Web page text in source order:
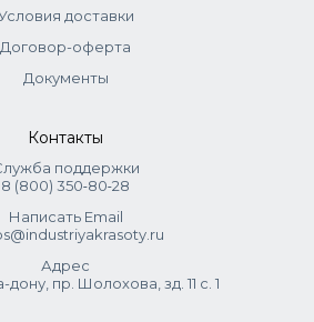
доставки
Договор-оферта
Документы
Контакты
поддержки
8 (800) 350‑80‑28
Написать Email
Адрес
дону, пр. Шолохова, зд. 11 с. 1